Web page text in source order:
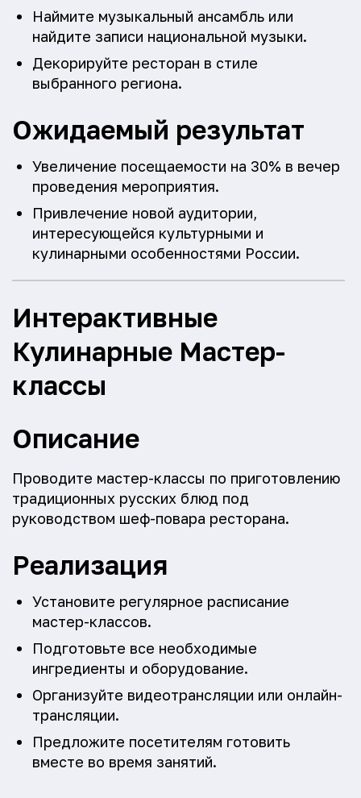
Наймите музыкальный ансамбль или
найдите записи национальной музыки.
Декорируйте ресторан в стиле
выбранного региона.
Ожидаемый результат
Увеличение посещаемости на 30% в вечер
проведения мероприятия.
Привлечение новой аудитории,
интересующейся культурными и
кулинарными особенностями России.
Интерактивные
Кулинарные Мастер-
классы
Описание
Проводите мастер-классы по приготовлению
традиционных русских блюд под
руководством шеф-повара ресторана.
Реализация
Установите регулярное расписание
мастер-классов.
Подготовьте все необходимые
ингредиенты и оборудование.
Организуйте видеотрансляции или онлайн-
трансляции.
Предложите посетителям готовить
вместе во время занятий.